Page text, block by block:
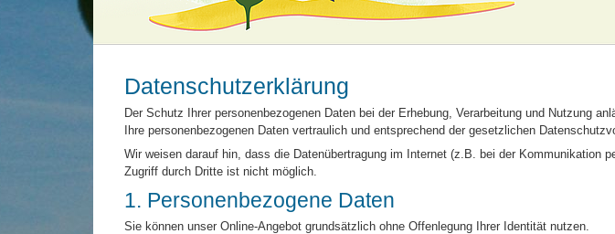
Datenschutzerklärung
Der Schutz Ihrer personenbezogenen Daten bei der Erhebung, Verarbeitung und Nutzung
Ihre personenbezogenen Daten vertraulich und entsprechend der gesetzlichen
Wir weisen darauf hin, dass die Datenübertragung im Internet (z.B. bei der
Zugriff durch Dritte ist nicht möglich.
1. Personenbezogene Daten
Sie können unser Online-Angebot grundsätzlich ohne Offenlegung Ihrer Identität nutzen.